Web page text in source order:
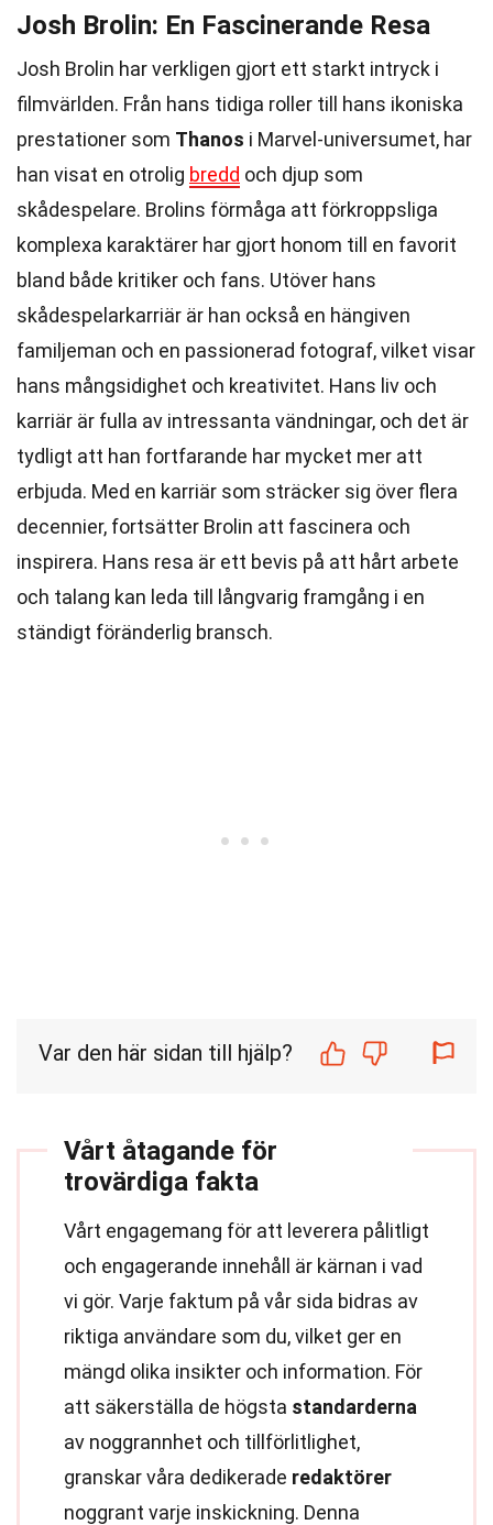
Josh Brolin: En Fascinerande Resa
Josh Brolin har verkligen gjort ett starkt intryck i
filmvärlden. Från hans tidiga roller till hans ikoniska
prestationer som Thanos i Marvel-universumet, har
han visat en otrolig bredd och djup som
skådespelare. Brolins förmåga att förkroppsliga
komplexa karaktärer har gjort honom till en favorit
bland både kritiker och fans. Utöver hans
skådespelarkarriär är han också en hängiven
familjeman och en passionerad fotograf, vilket visar
hans mångsidighet och kreativitet. Hans liv och
karriär är fulla av intressanta vändningar, och det är
tydligt att han fortfarande har mycket mer att
erbjuda. Med en karriär som sträcker sig över flera
decennier, fortsätter Brolin att fascinera och
inspirera. Hans resa är ett bevis på att hårt arbete
och talang kan leda till långvarig framgång i en
ständigt föränderlig bransch.
Var den här sidan till hjälp?
Vårt åtagande för
trovärdiga fakta
Vårt engagemang för att leverera pålitligt
och engagerande innehåll är kärnan i vad
vi gör. Varje faktum på vår sida bidras av
riktiga användare som du, vilket ger en
mängd olika insikter och information. För
att säkerställa de högsta standarderna
av noggrannhet och tillförlitlighet,
granskar våra dedikerade redaktörer
noggrant varje inskickning. Denna